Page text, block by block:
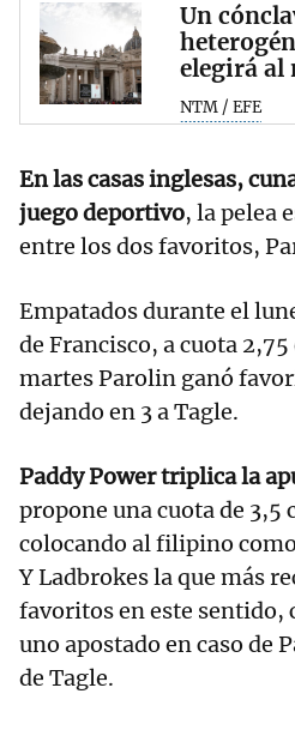
Un
elegirá al
NTM / EFE
En las casas inglesas,
juego deportivo, la pelea
entre los dos favoritos,
Empatados durante el
de Francisco, a cuota
martes Parolin ganó
dejando en 3 a Tagle.
Paddy Power triplica la
propone una cuota de 3,5
colocando al filipino
Y Ladbrokes la que más
favoritos en este sentido,
uno apostado en caso de
de Tagle.